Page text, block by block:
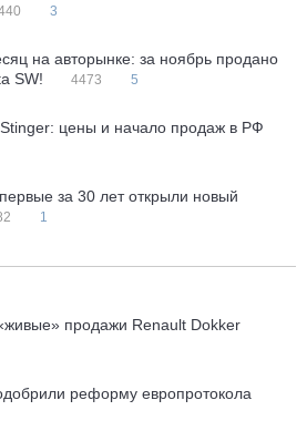
3
на авторынке: за ноябрь продано
SW!
4473 5
цены и начало продаж в РФ
за 30 лет открыли новый
1
продажи Renault Dokker
реформу европротокола